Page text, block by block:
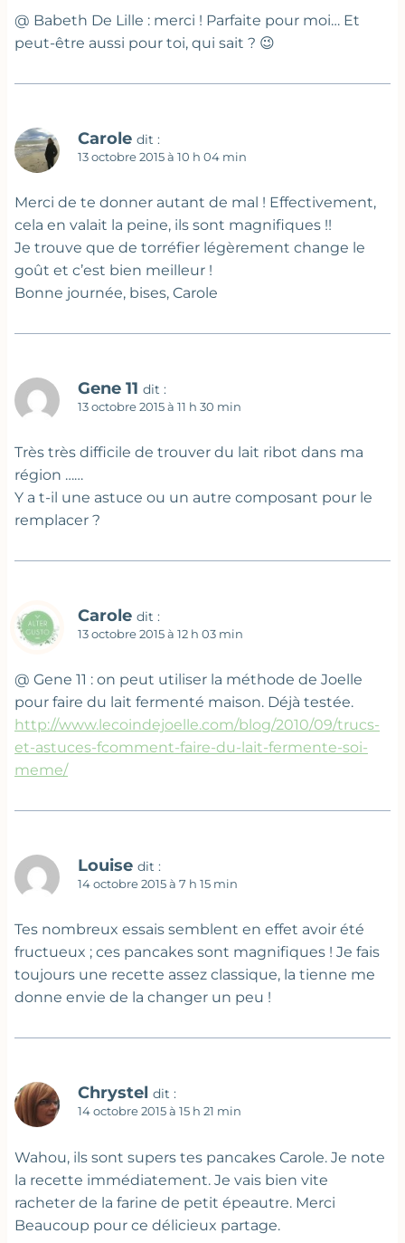
@ Babeth De Lille : merci ! Parfaite pour moi… Et
peut-être aussi pour toi, qui sait ? 😉
Carole dit :
13 octobre 2015 à 10 h 04 min
Merci de te donner autant de mal ! Effectivement,
cela en valait la peine, ils sont magnifiques !!
Je trouve que de torréfier légèrement change le
goût et c’est bien meilleur !
Bonne journée, bises, Carole
Gene 11 dit :
13 octobre 2015 à 11 h 30 min
Très très difficile de trouver du lait ribot dans ma
région ……
Y a t-il une astuce ou un autre composant pour le
remplacer ?
Carole dit :
13 octobre 2015 à 12 h 03 min
@ Gene 11 : on peut utiliser la méthode de Joelle
pour faire du lait fermenté maison. Déjà testée.
http://www.lecoindejoelle.com/blog/2010/09/trucs-
et-astuces-fcomment-faire-du-lait-fermente-soi-
meme/
Louise dit :
14 octobre 2015 à 7 h 15 min
Tes nombreux essais semblent en effet avoir été
fructueux ; ces pancakes sont magnifiques ! Je fais
toujours une recette assez classique, la tienne me
donne envie de la changer un peu !
Chrystel dit :
14 octobre 2015 à 15 h 21 min
Wahou, ils sont supers tes pancakes Carole. Je note
la recette immédiatement. Je vais bien vite
racheter de la farine de petit épeautre. Merci
Beaucoup pour ce délicieux partage.